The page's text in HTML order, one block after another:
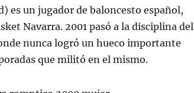
es un jugador de baloncesto español,
Navarra. 2001 pasó a la disciplina del
nunca logró un hueco importante
que militó en el mismo.